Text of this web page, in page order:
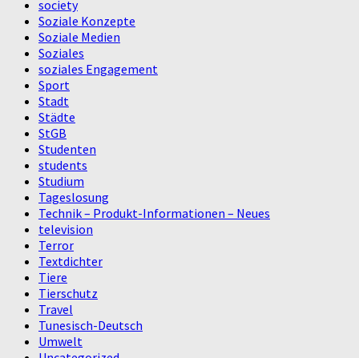
society
Soziale Konzepte
Soziale Medien
Soziales
soziales Engagement
Sport
Stadt
Städte
StGB
Studenten
students
Studium
Tageslosung
Technik – Produkt-Informationen – Neues
television
Terror
Textdichter
Tiere
Tierschutz
Travel
Tunesisch-Deutsch
Umwelt